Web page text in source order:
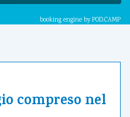
booking engine byPOD.CAMP
compreso nel